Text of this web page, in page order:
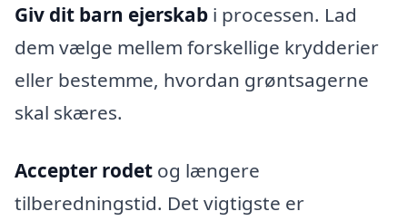
Giv dit barn ejerskab i processen. Lad
dem vælge mellem forskellige krydderier
eller bestemme, hvordan grøntsagerne
skal skæres.
Accepter rodet og længere
tilberedningstid. Det vigtigste er